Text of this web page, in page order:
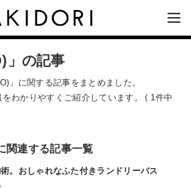
」の記事
」に関する記事をまとめました。
わかりやすくご紹介しています。 ( 1件中
関連する記事一覧
術。おしゃれなふた付きランドリーバス